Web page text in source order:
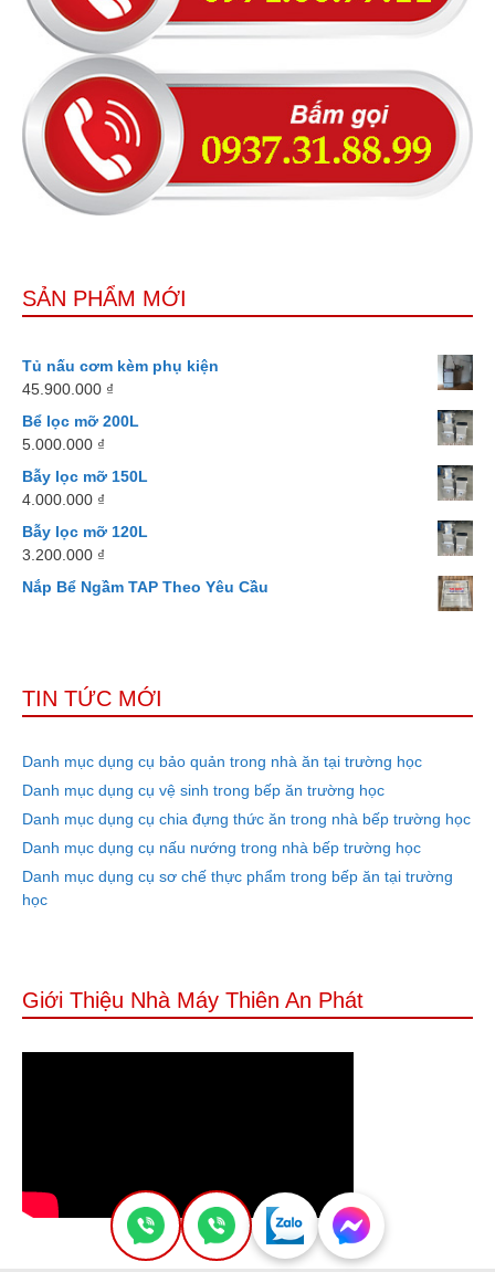
SẢN PHẨM MỚI
Tủ nấu cơm kèm phụ kiện
45.900.000 ₫
Bể lọc mỡ 200L
5.000.000 ₫
Bẫy lọc mỡ 150L
4.000.000 ₫
Bẫy lọc mỡ 120L
3.200.000 ₫
Nắp Bể Ngầm TAP Theo Yêu Cầu
TIN TỨC MỚI
Danh mục dụng cụ bảo quản trong nhà ăn tại trường học
Danh mục dụng cụ vệ sinh trong bếp ăn trường học
Danh mục dụng cụ chia đựng thức ăn trong nhà bếp trường học
Danh mục dụng cụ nấu nướng trong nhà bếp trường học
Danh mục dụng cụ sơ chế thực phẩm trong bếp ăn tại trường
học
Giới Thiệu Nhà Máy Thiên An Phát